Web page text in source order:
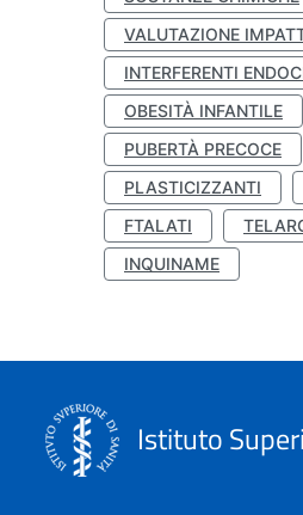
VALUTAZIONE
INTERFERENTI
OBESITÀ INFANTILE
PUBERTÀ PRECOCE
PLASTICIZZANTI
FTALATI
INQUINAME
Istituto